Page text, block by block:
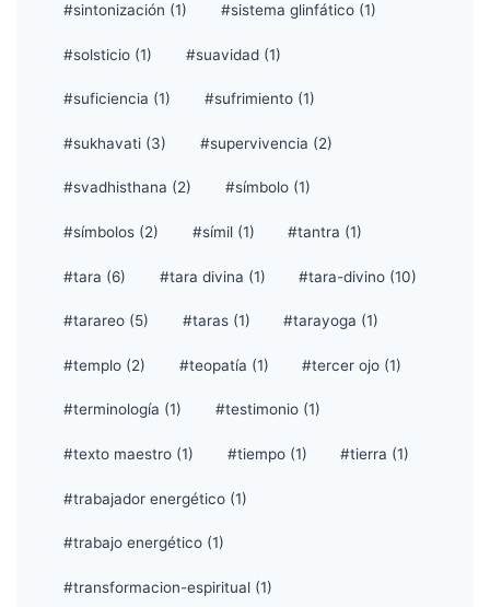
#sintonización (1) #sistema glinfático (1)
#solsticio (1) #suavidad (1)
#suficiencia (1) #sufrimiento (1)
#sukhavati (3) #supervivencia (2)
#svadhisthana (2) #símbolo (1)
#símbolos (2) #símil (1) #tantra (1)
#tara (6) #tara divina (1) #tara-divino (10)
#tarareo (5) #taras (1) #tarayoga (1)
#templo (2) #teopatía (1) #tercer ojo (1)
#terminología (1) #testimonio (1)
#texto maestro (1) #tiempo (1) #tierra (1)
#trabajador energético (1)
#trabajo energético (1)
#transformacion-espiritual (1)